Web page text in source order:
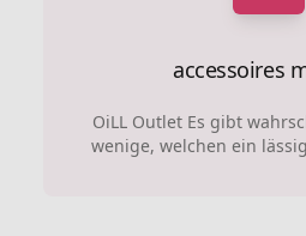
accessoires
OiLL Outlet Es gibt
wenige, welchen ein